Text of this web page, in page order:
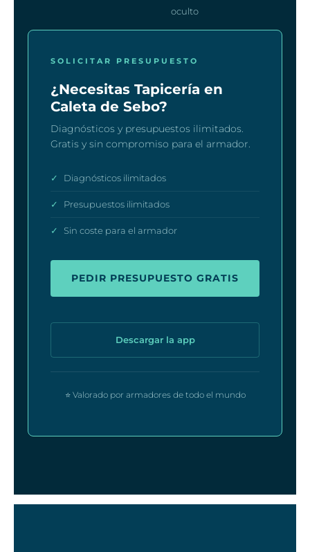
oculto
SOLICITAR PRESUPUESTO
¿Necesitas Tapicería en
Caleta de Sebo?
Diagnósticos y presupuestos ilimitados.
Gratis y sin compromiso para el armador.
✓ Diagnósticos ilimitados
✓ Presupuestos ilimitados
✓ Sin coste para el armador
PEDIR PRESUPUESTO GRATIS
Descargar la app
⭐ Valorado por armadores de todo el mundo